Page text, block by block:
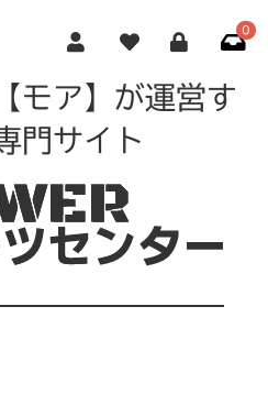
0
モア】が運営す
門サイト